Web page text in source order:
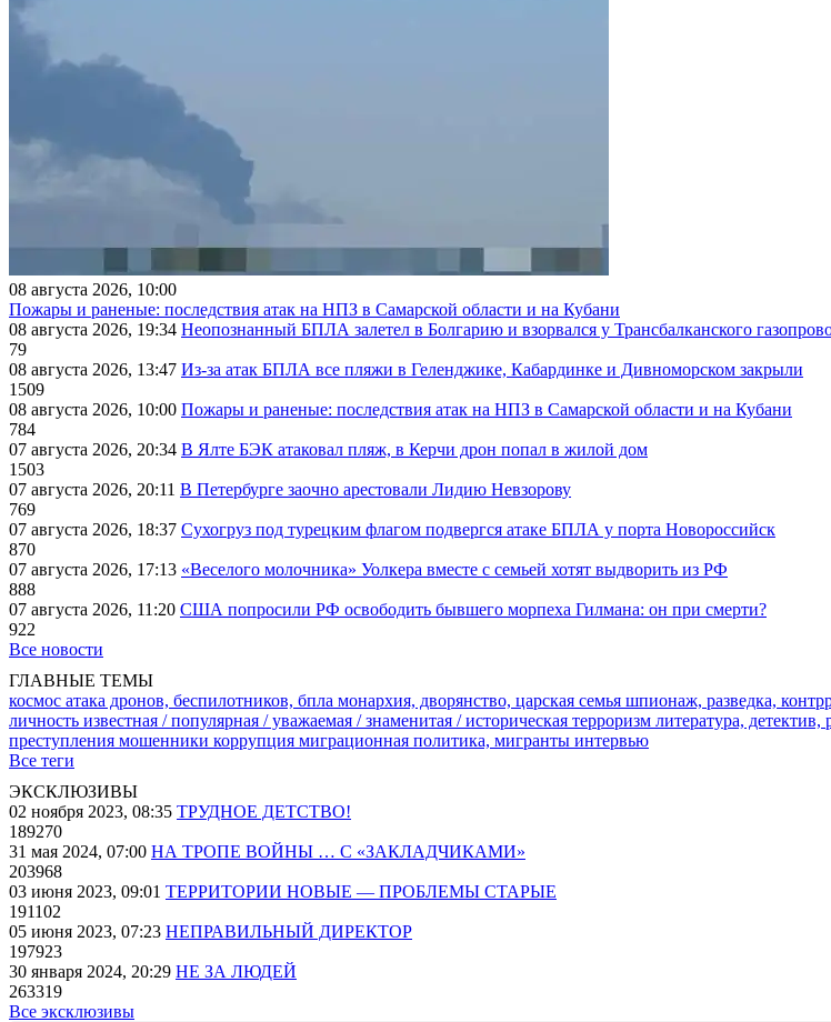
08 августа 2026, 10:00
Пожары и раненые: последствия атак на НПЗ в Самарской области и на Кубани
08 августа 2026, 19:34 Неопознанный БПЛА залетел в Болгарию и взорвался у Трансбалканского
79
08 августа 2026, 13:47 Из-за атак БПЛА все пляжи в Геленджике, Кабардинке и Дивноморском закрыли
1509
08 августа 2026, 10:00 Пожары и раненые: последствия атак на НПЗ в Самарской области и на Кубани
784
07 августа 2026, 20:34 В Ялте БЭК атаковал пляж, в Керчи дрон попал в жилой дом
1503
07 августа 2026, 20:11 В Петербурге заочно арестовали Лидию Невзорову
769
07 августа 2026, 18:37 Сухогруз под турецким флагом подвергся атаке БПЛА у порта Новороссийск
870
07 августа 2026, 17:13 «Веселого молочника» Уолкера вместе с семьей хотят выдворить из РФ
888
07 августа 2026, 11:20 США попросили РФ освободить бывшего морпеха Гилмана: он при смерти?
922
Все новости
ГЛАВНЫЕ ТЕМЫ
космос атака дронов, беспилотников, бпла монархия, дворянство, царская семья шпионаж, разведка,
личность известная / популярная / уважаемая / знаменитая / историческая терроризм литература, детектив,
преступления мошенники коррупция миграционная политика, мигранты интервью
Все теги
ЭКСКЛЮЗИВЫ
02 ноября 2023, 08:35 ТРУДНОЕ ДЕТСТВО!
189270
31 мая 2024, 07:00 НА ТРОПЕ ВОЙНЫ … С «ЗАКЛАДЧИКАМИ»
203968
03 июня 2023, 09:01 ТЕРРИТОРИИ НОВЫЕ — ПРОБЛЕМЫ СТАРЫЕ
191102
05 июня 2023, 07:23 НЕПРАВИЛЬНЫЙ ДИРЕКТОР
197923
30 января 2024, 20:29 НЕ ЗА ЛЮДЕЙ
263319
Все эксклюзивы